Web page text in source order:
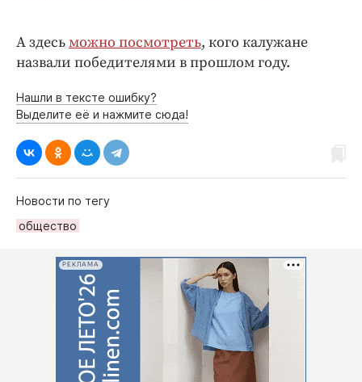
А здесьможно посмотреть, кого калужане
назвали победителями в прошлом году.
Нашли в тексте ошибку?
Выделите её и нажмите сюда!
Новости по тегу
общество
РЕКЛАМА